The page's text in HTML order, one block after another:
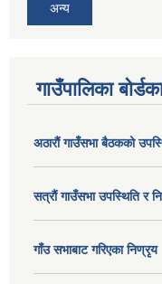
अन्य
गाउँपालिका
अठाराैं गाउँसभा बैठकको
सत्राैं गाउँसभा उपस्थिति र
गाँउ सभाबाट गरिएका निण्रृय